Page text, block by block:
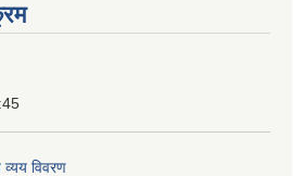
विवरण